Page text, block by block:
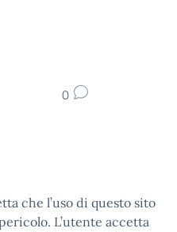
0
che l’uso di questo sito
L’utente accetta